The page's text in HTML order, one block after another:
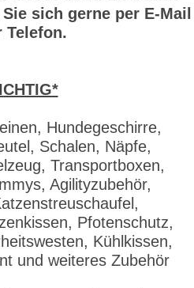
sich gerne per E-Mail
Telefon.
Hundegeschirre,
Schalen, Näpfe,
Transportboxen,
Agilityzubehör,
Pfotenschutz,
Kühlkissen,
und weiteres Zubehör